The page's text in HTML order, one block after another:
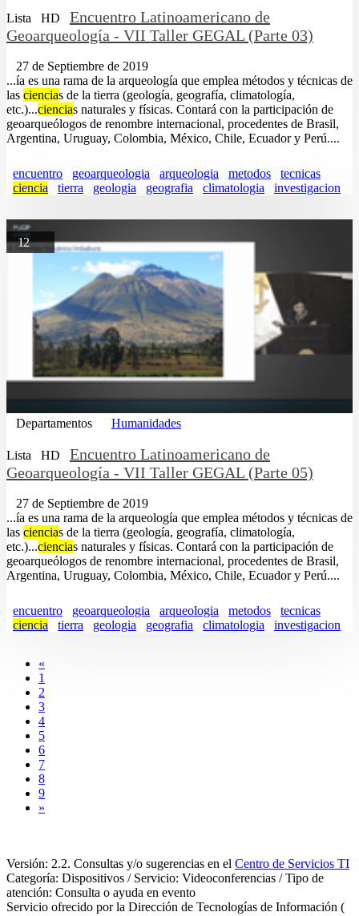
Lista HD
Encuentro Latinoamericano de
Geoarqueología - VII Taller GEGAL (Parte 03)
27 de Septiembre de 2019
...ía es una rama de la arqueología que emplea métodos y técnicas de
las ciencias de la tierra (geología, geografía, climatología,
etc.)...ciencias naturales y físicas. Contará con la participación de
geoarqueólogos de renombre internacional, procedentes de Brasil,
Argentina, Uruguay, Colombia, México, Chile, Ecuador y Perú....
encuentro geoarqueologia arqueologia metodos
tecnicas
ciencia
tierra geologia geografia climatologia investigacion
12
Departamentos Humanidades
Lista HD
Encuentro Latinoamericano de
Geoarqueología - VII Taller GEGAL (Parte 05)
27 de Septiembre de 2019
...ía es una rama de la arqueología que emplea métodos y técnicas de
las ciencias de la tierra (geología, geografía, climatología,
etc.)...ciencias naturales y físicas. Contará con la participación de
geoarqueólogos de renombre internacional, procedentes de Brasil,
Argentina, Uruguay, Colombia, México, Chile, Ecuador y Perú....
encuentro geoarqueologia arqueologia metodos
tecnicas
ciencia
tierra geologia geografia climatologia investigacion
«
1
2
3
4
5
6
7
8
9
»
Versión: 2.2. Consultas y/o sugerencias en el Centro de Servicios TI
Categoría: Dispositivos / Servicio: Videoconferencias / Tipo de
atención: Consulta o ayuda en evento
Servicio ofrecido por la Dirección de Tecnologías de Información (